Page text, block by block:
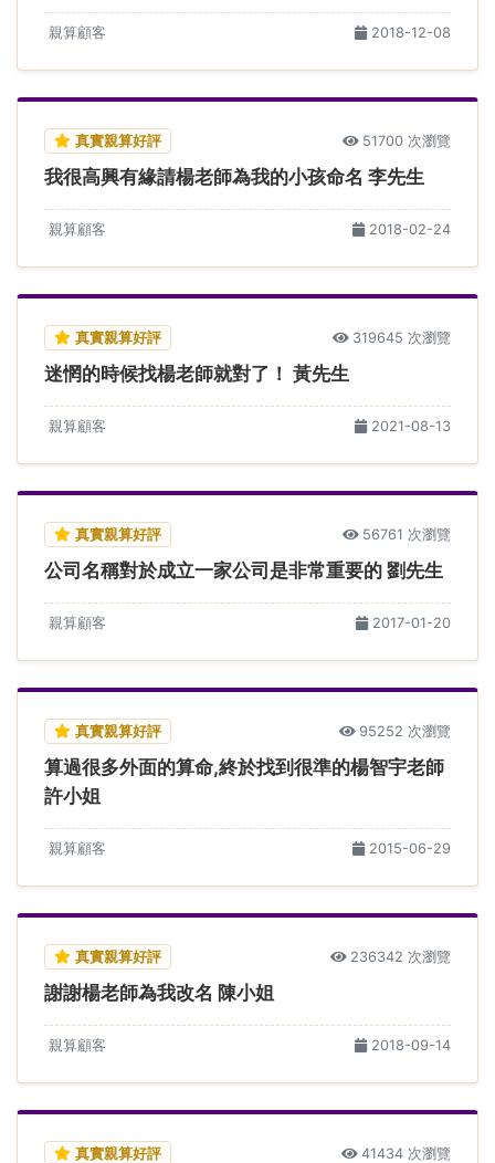
親算顧客 2018-12-08
真實親算好評 51700 次瀏覽
我很高興有緣請楊老師為我的小孩命名 李先生
親算顧客 2018-02-24
真實親算好評 319645 次瀏覽
迷惘的時候找楊老師就對了！ 黃先生
親算顧客 2021-08-13
真實親算好評 56761 次瀏覽
公司名稱對於成立一家公司是非常重要的 劉先生
親算顧客 2017-01-20
真實親算好評 95252 次瀏覽
算過很多外面的算命,終於找到很準的楊智宇老師
許小姐
親算顧客 2015-06-29
真實親算好評 236342 次瀏覽
謝謝楊老師為我改名 陳小姐
親算顧客 2018-09-14
真實親算好評 41434 次瀏覽